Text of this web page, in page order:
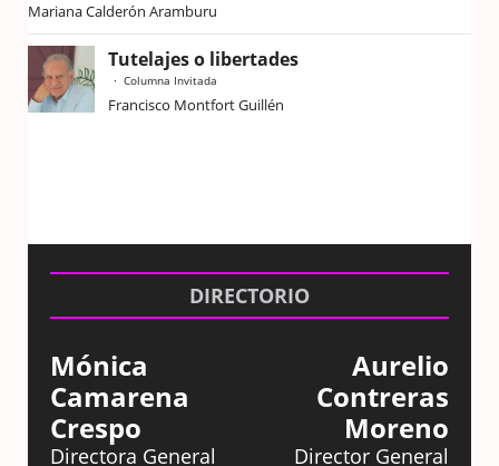
Mariana Calderón Aramburu
Tutelajes o libertades
Columna Invitada
Francisco Montfort Guillén
DIRECTORIO
Mónica
Camarena
Crespo
Directora General
Aurelio
Contreras
Moreno
Director General